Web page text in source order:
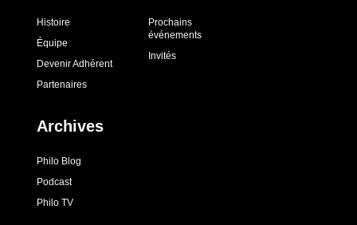
Histoire
Équipe
Devenir Adhérent
Partenaires
Prochains
événements
Invités
Archives
Philo Blog
Podcast
Philo TV